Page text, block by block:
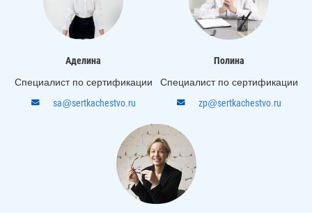
Аделина
Специалист по сертификации
sa@sertkachestvo.ru
Полина
Специалист по сертификации
zp@sertkachestvo.ru